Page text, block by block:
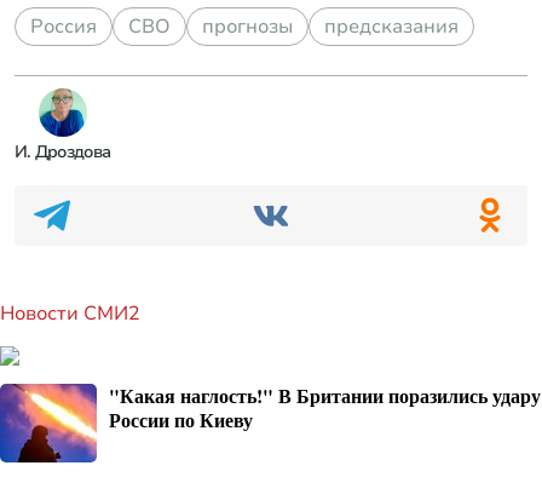
Россия СВО прогнозы предсказания
И. Дроздова
Новости СМИ2
"Какая наглость!" В Британии поразились удару
России по Киеву